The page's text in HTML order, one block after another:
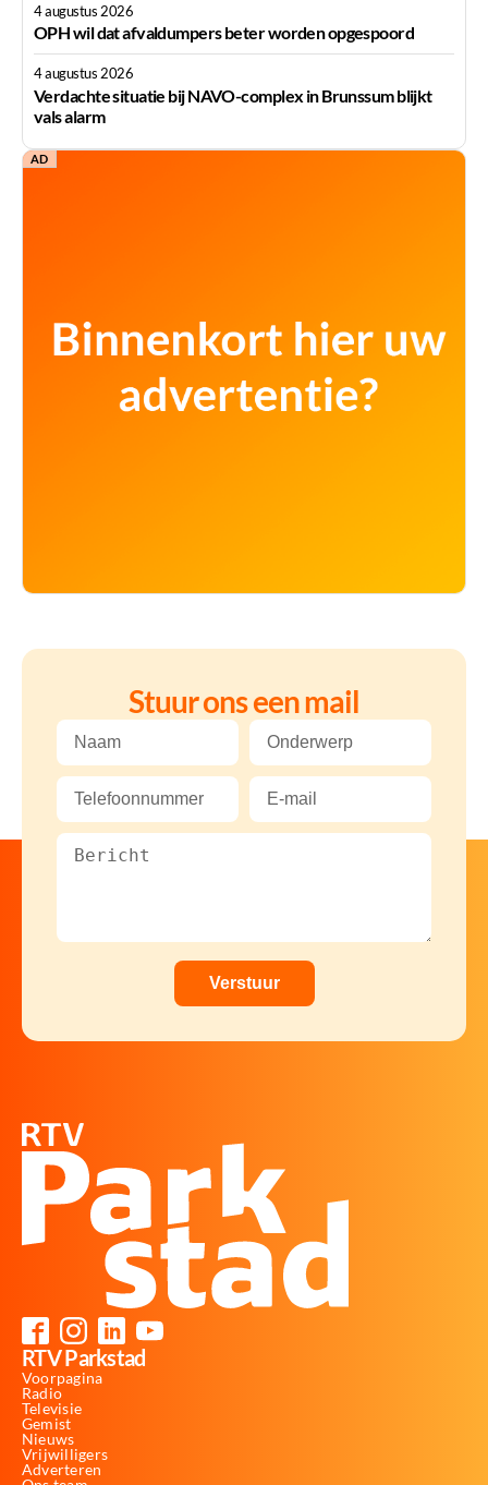
4 augustus 2026
OPH wil dat afvaldumpers beter worden opgespoord
4 augustus 2026
Verdachte situatie bij NAVO-complex in Brunssum blijkt
vals alarm
AD
Stuur ons een mail
RTV Parkstad
Voorpagina
Radio
Televisie
Gemist
Nieuws
Vrijwilligers
Adverteren